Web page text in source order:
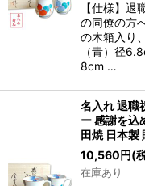
【仕様】
の同僚の方
の木箱入り
（青）径
8cm …
名入れ 退職
ー 感謝を込
田焼 日本製
10,560円(
在庫あり